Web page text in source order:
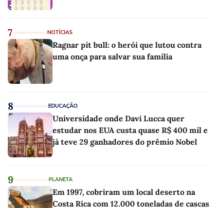
7 NOTÍCIAS
Ragnar pit bull: o herói que lutou contra
uma onça para salvar sua família
8 EDUCAÇÃO
Universidade onde Davi Lucca quer
estudar nos EUA custa quase R$ 400 mil e
já teve 29 ganhadores do prêmio Nobel
9 PLANETA
Em 1997, cobriram um local deserto na
Costa Rica com 12.000 toneladas de cascas